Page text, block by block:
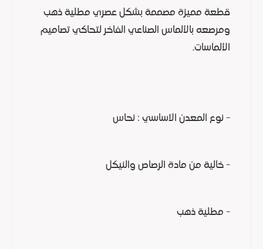
قطعة مميزة مصممة بشكل عصري مطلية ذهب
ومرصعه بالألماس الصناعي الفاخر لتحاكي تصاميم
الألماسات.
- نوع المعدن الاساسي : نحاس
- خالية من مادة الرصاص والنيكل
- مطلية ذهب